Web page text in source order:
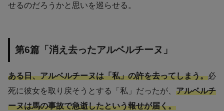
せるのだろうかと思いを巡らせる。
第6篇「消え去ったアルベルチーヌ」
ある日、アルベルチーヌは「私」の許を去ってしまう。必
死に彼女を取り戻そうとする「私」だったが、 アルベルチ
ーヌは馬の事故で急逝したという報せが届く。